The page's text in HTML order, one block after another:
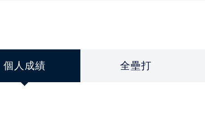
個人成績 全壘打